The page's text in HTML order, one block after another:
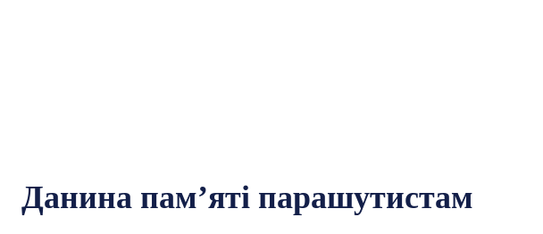
Данина пам’яті парашутистам